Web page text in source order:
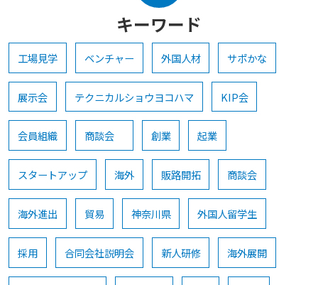
キーワード
工場見学 ベンチャー 外国人材 サポかな
展示会 テクニカルショウヨコハマ KIP会
会員組織 商談会 創業 起業
スタートアップ 海外 販路開拓 商談会
海外進出 貿易 神奈川県 外国人留学生
採用 合同会社説明会 新人研修 海外展開